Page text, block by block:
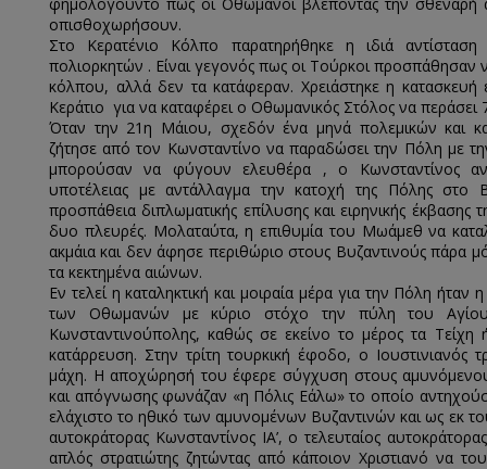
οπισθοχωρήσουν.
Στο Κερατένιο Κόλπο παρατηρήθηκε η ιδιά
πολιορκητών . Είναι γεγονός πως οι Τούρκοι
κόλπου, αλλά δεν τα κατάφεραν. Χρειάστηκε η
Κεράτιο για να καταφέρει ο Οθωμανικός Στόλος να περάσει
Όταν την 21η Μάιου, σχεδόν ένα μηνά πολεμικών και
ζήτησε από τον Κωνσταντίνο να παραδώσει την Πόλη με
μπορούσαν να φύγουν ελευθέρα , ο Κωνσταντίνος
υποτέλειας με αντάλλαγμα την κατοχή της Πόλης στο
προσπάθεια διπλωματικής επίλυσης και ειρηνικής έκβασης
δυο πλευρές. Μολαταύτα, η επιθυμία του Μωάμεθ να
ακμάια και δεν άφησε περιθώριο στους Βυζαντινούς πάρα
τα κεκτημένα αιώνων.
Εν τελεί η καταληκτική και μοιραία μέρα για την Πόλη
των Οθωμανών με κύριο στόχο την πύλη του
Κωνσταντινούπολης, καθώς σε εκείνο το μέρος τα
κατάρρευση. Στην τρίτη τουρκική έφοδο, ο Ιουστινιανός
μάχη. Η αποχώρησή του έφερε σύγχυση στους
και απόγνωσης φωνάζαν «η Πόλις Εάλω» το οποίο
ελάχιστο το ηθικό των αμυνομένων Βυζαντινών και ως εκ
αυτοκράτορας Κωνσταντίνος ΙΑ’, ο τελευταίος
απλός στρατιώτης ζητώντας από κάποιον Χριστιανό να